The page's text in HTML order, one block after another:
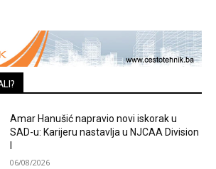
Amar Hanušić napravio novi iskorak u
SAD-u: Karijeru nastavlja u NJCAA Division
06/08/2026